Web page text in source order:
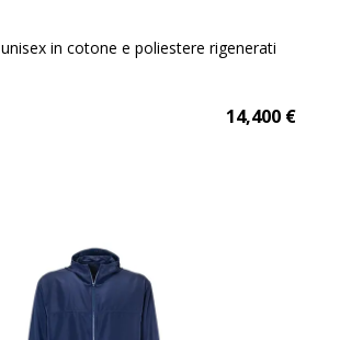
in cotone e poliestere rigenerati
14,400 €